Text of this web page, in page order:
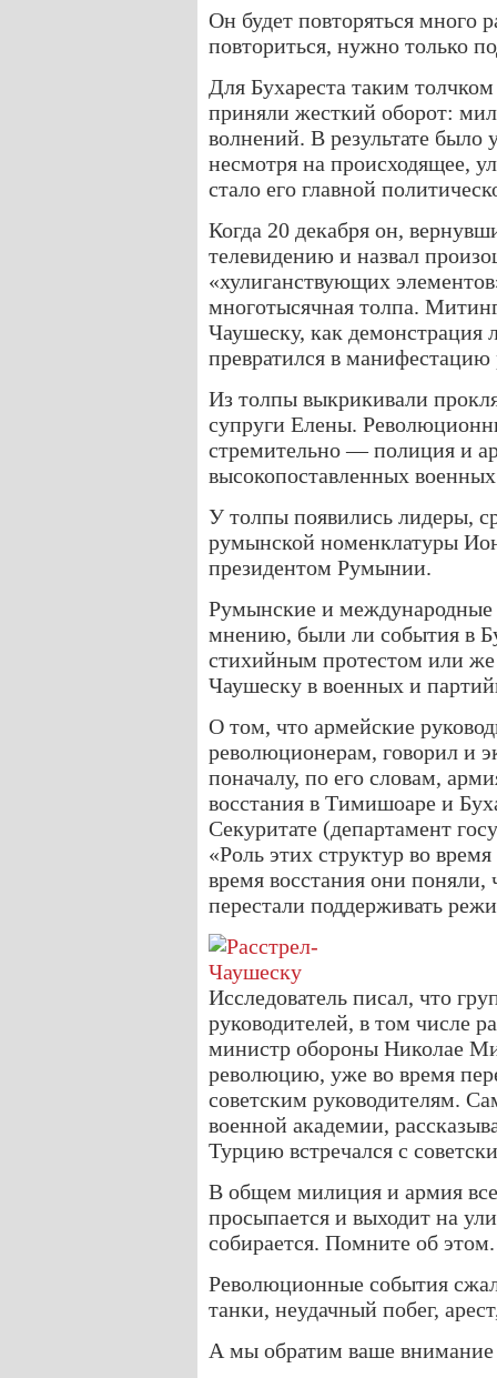
Он будет повторяться много
повториться, нужно только
Для Бухареста таким
приняли жесткий оборот:
волнений. В результате
несмотря на происходящее,
стало его главной
Когда 20 декабря он,
телевидению и назвал
«хулиганствующих
многотысячная толпа.
Чаушеску, как демонстрация
превратился в
Из толпы выкрикивали
супруги Елены.
стремительно — полиция и
высокопоставленных
У толпы появились лидеры,
румынской номенклатуры
президентом Румынии.
Румынские и
мнению, были ли события в
стихийным протестом или же
Чаушеску в военных и
О том, что армейские
революционерам, говорил и
поначалу, по его словам,
восстания в Тимишоаре и
Секуритате (департамент
«Роль этих структур во
время восстания они поняли,
перестали поддерживать
Исследователь писал, что
руководителей, в том числе
министр обороны Николае
революцию, уже во время
советским руководителям.
военной академии,
Турцию встречался с
В общем милиция и армия
просыпается и выходит на
собирается. Помните об этом.
Революционные события
танки, неудачный побег,
А мы обратим ваше внимание